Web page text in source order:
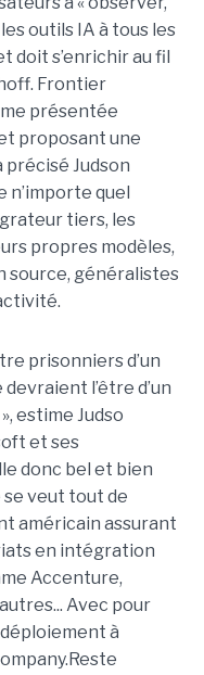
outils IA à tous les
doit s’enrichir au fil
Frontier
présentée
proposant une
précisé Judson
n’importe quel
tiers, les
propres modèles,
source, généralistes
prisonniers d’un
devraient l’être d’un
estime Judso
et ses
donc bel et bien
veut tout de
américain assurant
en intégration
Accenture,
Avec pour
à